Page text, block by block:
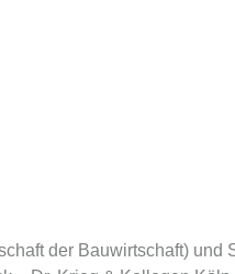
der Bauwirtschaft) und